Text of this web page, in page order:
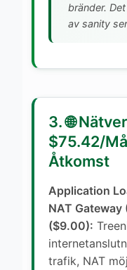
bränder.
av sanity
3. 🌐
$75.42/
Åtkomst
Application
NAT
($9.00):
trafik, NAT